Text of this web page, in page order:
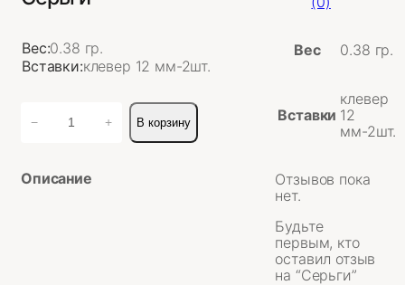
Вес:0.38 гр.
Вставки:клевер 12 мм-2шт.
товара
− + В корзину
Описание
Вес 0.38 гр.
Вставки
клевер
12
мм-2шт.
Отзывов пока
нет.
Будьте
первым, кто
оставил отзыв
на “Серьги”